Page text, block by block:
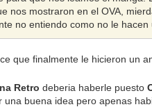
nos mostraron en el OVA,
no entiendo como no le
que finalmente le hicieron un
Retrodeberia haberle puesto
una buena idea pero apenas